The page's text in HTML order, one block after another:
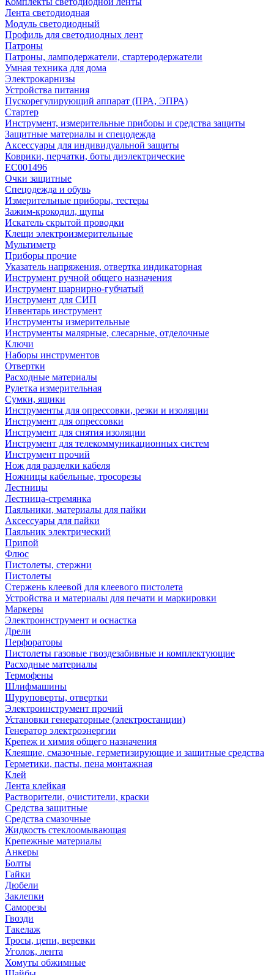
Лента светодиодная
Модуль светодиодный
Профиль для светодиодных лент
Патроны
Патроны, ламподержатели, стартеродержатели
Умная техника для дома
Электрокарнизы
Устройства питания
Пускорегулирующий аппарат (ПРА, ЭПРА)
Стартер
Инструмент, измерительные приборы и средства защиты
Защитные материалы и спецодежда
Аксессуары для индивидуальной защиты
Коврики, перчатки, боты диэлектрические
EC001496
Очки защитные
Спецодежда и обувь
Измерительные приборы, тестеры
Зажим-крокодил, щупы
Искатель скрытой проводки
Клещи электроизмерительные
Мультиметр
Приборы прочие
Указатель напряжения, отвертка индикаторная
Инструмент ручной общего назначения
Инструмент шарнирно-губчатый
Инструмент для СИП
Инвентарь инструмент
Инструменты измерительные
Инструменты малярные, слесарные, отделочные
Ключи
Наборы инструментов
Отвертки
Расходные материалы
Рулетка измерительная
Сумки, ящики
Инструменты для опрессовки, резки и изоляции
Инструмент для опрессовки
Инструмент для снятия изоляции
Инструмент для телекоммуникационных систем
Инструмент прочий
Нож для разделки кабеля
Ножницы кабельные, тросорезы
Лестницы
Лестница-стремянка
Паяльники, материалы для пайки
Аксессуары для пайки
Паяльник электрический
Припой
Флюс
Пистолеты, стержни
Пистолеты
Стержень клеевой для клеевого пистолета
Устройства и материалы для печати и маркировки
Маркеры
Электроинструмент и оснастка
Дрели
Перфораторы
Пистолеты газовые гвоздезабивные и комплектующие
Расходные материалы
Термофены
Шлифмашины
Шуруповерты, отвертки
Электроинструмент прочий
Установки генераторные (электростанции)
Генератор электроэнергии
Крепеж и химия общего назначения
Клеящие, смазочные, герметизирующие и защитные средства
Герметики, пасты, пена монтажная
Клей
Лента клейкая
Растворители, очистители, краски
Средства защитные
Средства смазочные
Жидкость стеклоомывающая
Крепежные материалы
Анкеры
Болты
Гайки
Дюбели
Заклепки
Саморезы
Гвозди
Такелаж
Тросы, цепи, веревки
Уголок, лента
Хомуты обжимные